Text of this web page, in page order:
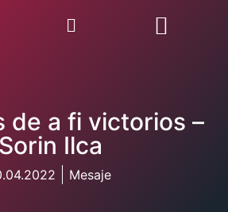
de a fi victorios –
Sorin Ilca
Mesaje